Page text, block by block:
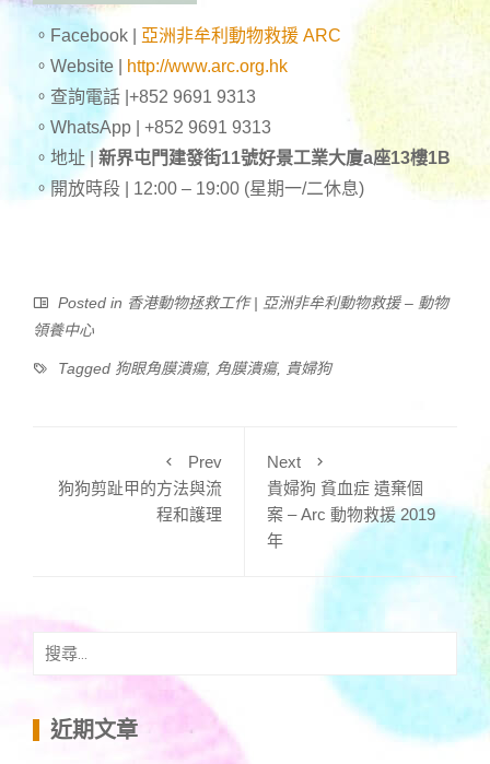
。Facebook |
亞洲非牟利動物救援 ARC
。Website |
http://www.arc.org.hk
。查詢電話 |+852 9691 9313
。WhatsApp | +852 9691 9313
。地址 | 新界屯門建發街11號好景工業大廈a座13樓1B
。開放時段 | 12:00 – 19:00 (星期一/二休息)
Posted in 香港動物拯救工作 | 亞洲非牟利動物救援 – 動物
領養中心
Tagged 狗眼角膜潰瘍, 角膜潰瘍, 貴婦狗
Prev
狗狗剪趾甲的方法與流
程和護理
Next
貴婦狗 貧血症 遺棄個
案 – Arc 動物救援 2019
年
搜
鍵 近期文章